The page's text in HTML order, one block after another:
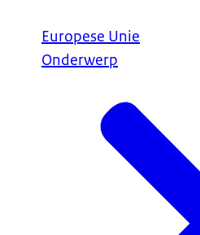
Europese Unie
Onderwerp